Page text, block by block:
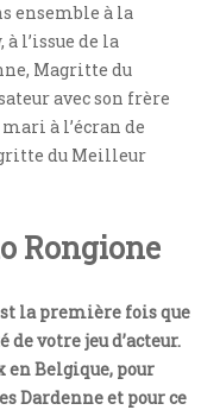
ensemble à la
l’issue de la
Magritte du
avec son frère
à l’écran de
du Meilleur
Rongione
la première fois que
votre jeu d’acteur.
en Belgique, pour
Dardenne et pour ce